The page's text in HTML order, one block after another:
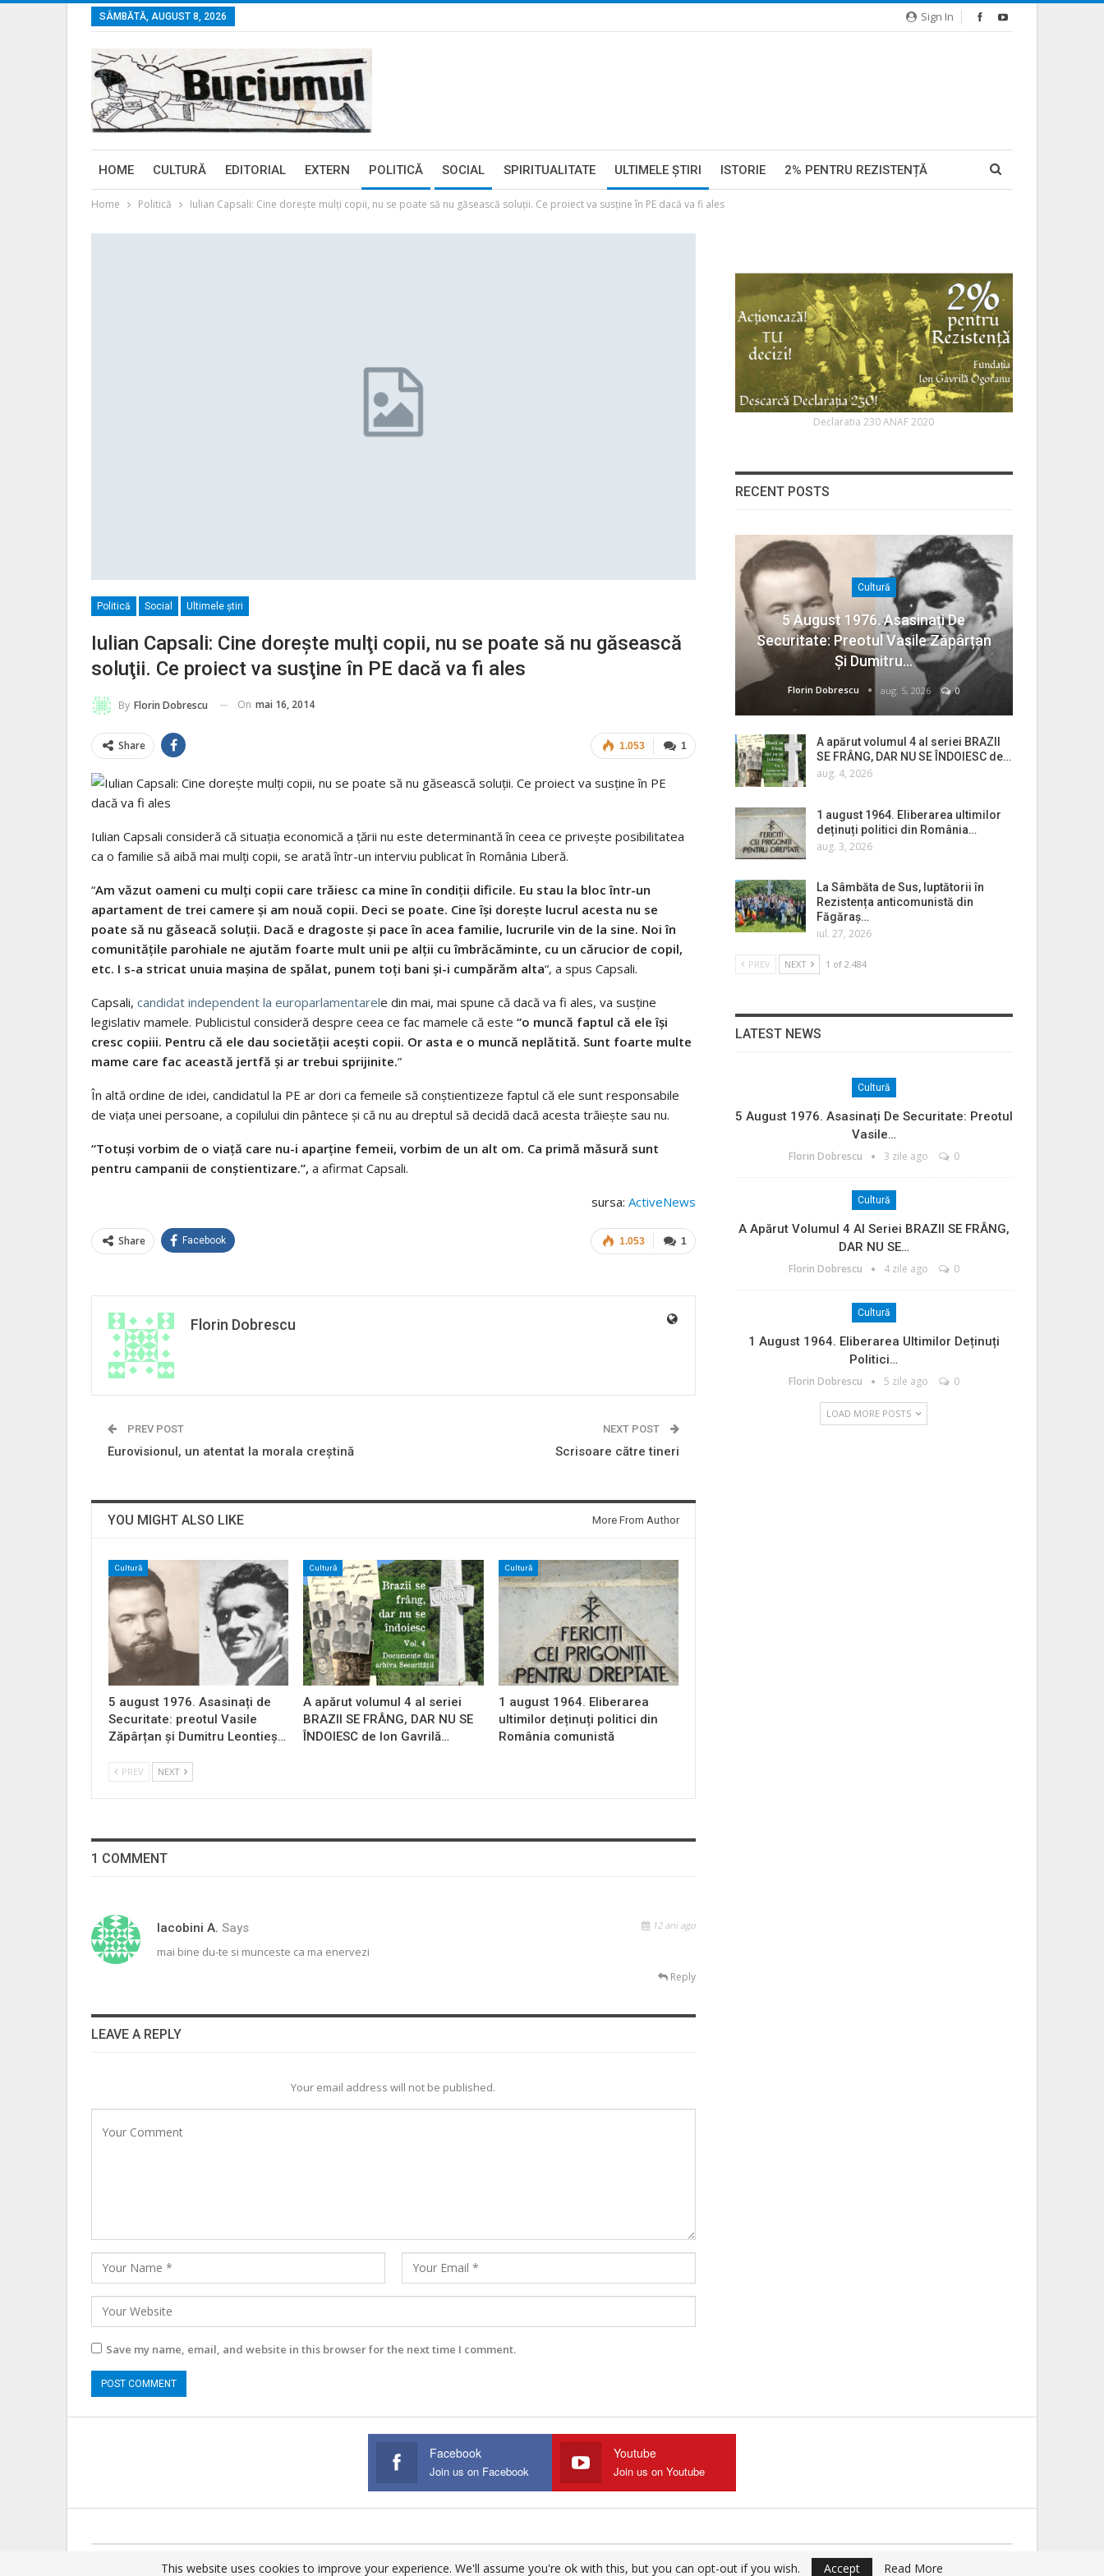
Sign In
SÂMBĂTĂ, AUGUST 8, 2026
HOME CULTURĂ EDITORIAL EXTERN POLITICĂ SOCIAL SPIRITUALITATE ULTIMELE ŞTIRI ISTORIE 2% PENTRU REZISTENȚĂ
Home Politică Iulian Capsali: Cine doreşte mulţi copii, nu se poate să nu găsească soluţii. Ce proiect va susţine în PE dacă va fi ales
Politică Social Ultimele ştiri
Iulian Capsali: Cine doreşte mulţi copii, nu se poate să nu găsească
soluţii. Ce proiect va susţine în PE dacă va fi ales
By Florin Dobrescu On mai 16, 2014
1
1.053
Share
Iulian Capsali consideră că situaţia economică a ţării nu este determinantă în ceea ce priveşte posibilitatea
ca o familie să aibă mai mulţi copii, se arată într-un interviu publicat în România Liberă.
“Am văzut oameni cu mulți copii care trăiesc ca mine în condiții dificile. Eu stau la bloc într-un
apartament de trei camere și am nouă copii. Deci se poate. Cine își dorește lucrul acesta nu se
poate să nu găseacă soluții. Dacă e dragoste și pace în acea familie, lucrurile vin de la sine. Noi în
comunitățile parohiale ne ajutăm foarte mult unii pe alții cu îmbrăcăminte, cu un cărucior de copil,
etc. I s-a stricat unuia mașina de spălat, punem toți bani și-i cumpărăm alta“, a spus Capsali.
Capsali, candidat independent la europarlamentarele din mai, mai spune că dacă va fi ales, va susţine
legislativ mamele. Publicistul consideră despre ceea ce fac mamele că este “o muncă faptul că ele își
cresc copiii. Pentru că ele dau societății acești copii. Or asta e o muncă neplătită. Sunt foarte multe
mame care fac această jertfă și ar trebui sprijinite.”
În altă ordine de idei, candidatul la PE ar dori ca femeile să conştientizeze faptul că ele sunt responsabile
de viaţa unei persoane, a copilului din pântece şi că nu au dreptul să decidă dacă acesta trăieşte sau nu.
“Totuși vorbim de o viață care nu-i aparține femeii, vorbim de un alt om. Ca primă măsură sunt
pentru campanii de conștientizare.”, a afirmat Capsali.
sursa: ActiveNews
1
1.053
Share Facebook
Florin Dobrescu
PREV POST
Eurovisionul, un atentat la morala creştină
NEXT POST
Scrisoare către tineri
YOU MIGHT ALSO LIKE More From Author
Cultură
5 august 1976. Asasinați de
Securitate: preotul Vasile
Zăpârțan și Dumitru Leontieș…
Cultură
A apărut volumul 4 al seriei
BRAZII SE FRÂNG, DAR NU SE
ÎNDOIESC de Ion Gavrilă…
Cultură
1 august 1964. Eliberarea
ultimilor deținuți politici din
România comunistă
PREV NEXT
1 COMMENT
Iacobini A. Says 12 ani ago
mai bine du-te si munceste ca ma enervezi
Reply
LEAVE A REPLY
Your email address will not be published.
Save my name, email, and website in this browser for the next time I comment.
Declaratia 230 ANAF 2020
RECENT POSTS
Cultură
5 August 1976. Asasinați De
Securitate: Preotul Vasile Zăpârțan
Și Dumitru…
Florin Dobrescu aug. 5, 2026 0
A apărut volumul 4 al seriei BRAZII
SE FRÂNG, DAR NU SE ÎNDOIESC de…
aug. 4, 2026
1 august 1964. Eliberarea ultimilor
deținuți politici din România…
aug. 3, 2026
La Sâmbăta de Sus, luptătorii în
Rezistența anticomunistă din
Făgăraș…
iul. 27, 2026
PREV NEXT 1 of 2.484
LATEST NEWS
Cultură
5 August 1976. Asasinați De Securitate: Preotul
Vasile…
Florin Dobrescu 3 zile ago 0
Cultură
A Apărut Volumul 4 Al Seriei BRAZII SE FRÂNG,
DAR NU SE…
Florin Dobrescu 4 zile ago 0
Cultură
1 August 1964. Eliberarea Ultimilor Deținuți
Politici…
Florin Dobrescu 5 zile ago 0
LOAD MORE POSTS
Facebook
Join us on Facebook
Youtube
Join us on Youtube
This website uses cookies to improve your experience. We'll assume you're ok with this, but you can opt-out if you wish. Accept Read More